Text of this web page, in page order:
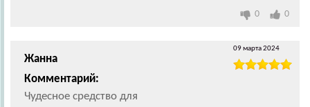
0 0
Жанна
Комментарий:
Чудесное средство для
09 марта 2024